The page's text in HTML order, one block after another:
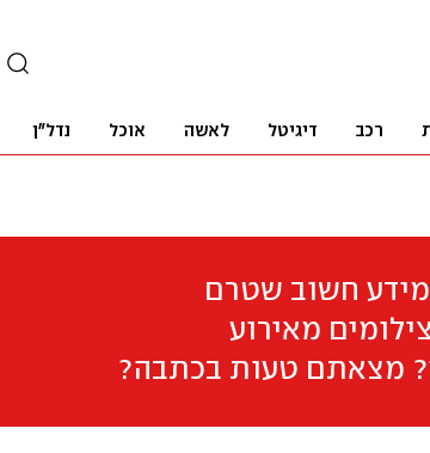
רכב דיגיטל לאשה אוכל נדל"ן
חשוב שטרם
מאירוע
מצאתם טעות בכתבה?